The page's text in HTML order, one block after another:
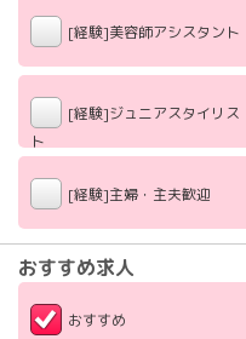
[経験]美容師アシスタント
[経験]ジュニアスタイリス
ト
[経験]主婦・主夫歓迎
おすすめ求人
おすすめ